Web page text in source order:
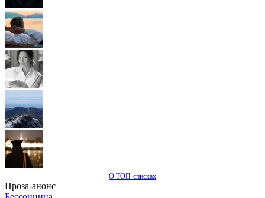
О ТОП-списках
Проза-анонс